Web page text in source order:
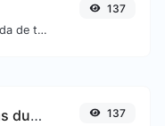
Codifique qualquer entrada de texto para formato de URL.
137
Removedor de linhas duplicadas 137